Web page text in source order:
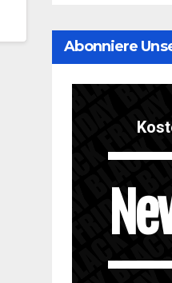
Abonniere